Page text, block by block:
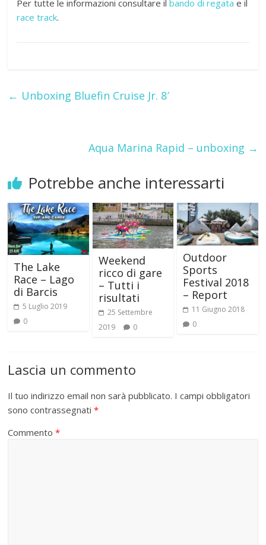
Per tutte le informazioni consultare ilbando di regata e il
race track.
← Unboxing Bluefin Cruise Jr. 8′
Aqua Marina Rapid – unboxing →
Potrebbe anche interessarti
The Lake
Race – Lago
di Barcis
5 Luglio 2019
0
Weekend
ricco di gare
– Tutti i
risultati
25 Settembre
2019
0
Outdoor
Sports
Festival 2018
– Report
11 Giugno 2018
0
Lascia un commento
Il tuo indirizzo email non sarà pubblicato. I campi obbligatori
sono contrassegnati*
Commento*